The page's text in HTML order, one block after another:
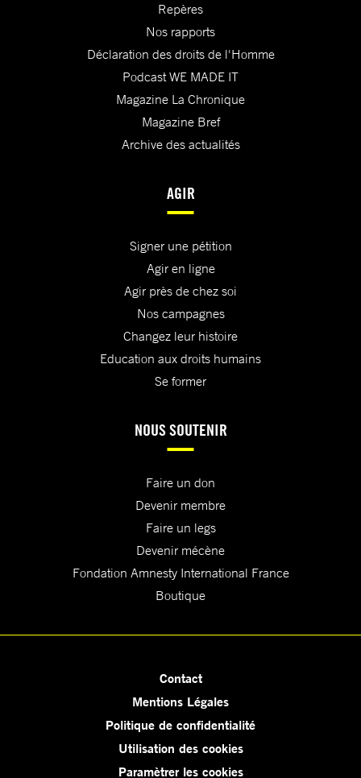
Repères
Nos rapports
Déclaration des droits de l'Homme
Podcast WE MADE IT
Magazine La Chronique
Magazine Bref
Archive des actualités
AGIR
Signer une pétition
Agir en ligne
Agir près de chez soi
Nos campagnes
Changez leur histoire
Education aux droits humains
Se former
NOUS SOUTENIR
Faire un don
Devenir membre
Faire un legs
Devenir mécène
Fondation Amnesty International France
Boutique
Contact
Mentions Légales
Politique de confidentialité
Utilisation des cookies
Paramètrer les cookies